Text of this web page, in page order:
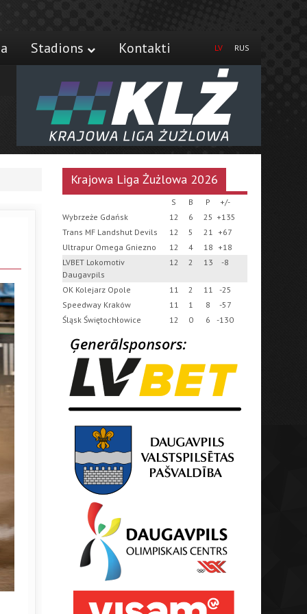
Stadions Kontakti RUS
LV
Krajowa Liga Żużlowa 2026
S B P
+/-
Wybrzeże Gdańsk
12 6 25 +135
Trans MF Landshut Devils
12 5 21 +67
Ultrapur Omega Gniezno
12 4 18 +18
LVBET Lokomotiv
Daugavpils
12 2 13 -8
OK Kolejarz Opole 11 2 11
-25
Speedway Kraków
11 1 8
-57
Śląsk Świętochłowice
12 0 6 -130